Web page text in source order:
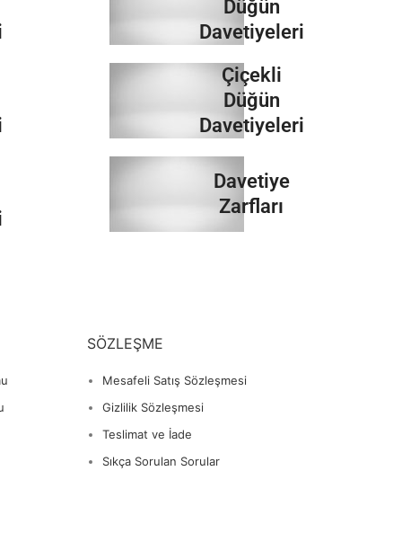
Düğün
Davetiyeleri
İncele
Çiçekli
Düğün
Davetiyeleri
İncele
Davetiye
Zarfları
SÖZLEŞME
Mesafeli Satış Sözleşmesi
Gizlilik Sözleşmesi
Teslimat ve İade
Sıkça Sorulan Sorular